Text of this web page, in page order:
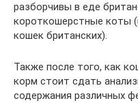
разборчивы в еде
короткошерстные коты
кошек британских).
Также после того, как
корм стоит сдать
содержания различных